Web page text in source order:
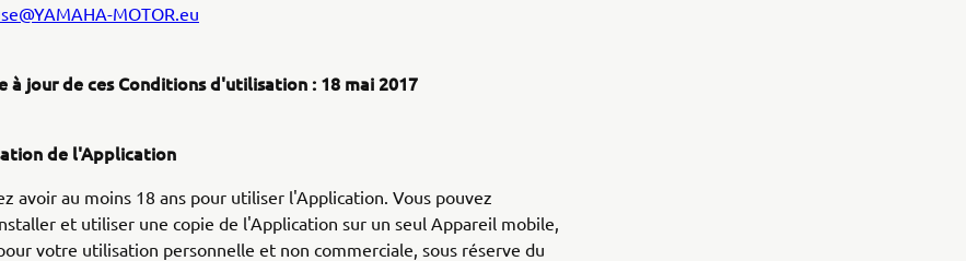
MOTOR.eu
à jour de ces Conditions d'utilisation : 18 mai 2017
de l'Application
avoir au moins 18 ans pour utiliser l'Application. Vous pouvez
et utiliser une copie de l'Application sur un seul Appareil mobile,
votre utilisation personnelle et non commerciale, sous réserve du